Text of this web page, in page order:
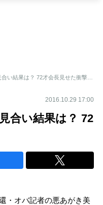
【オバ記者連載13】お見合い結果は？ 72才会長見せた衝撃写真
2016.10.29 17:00
合い結果は？ 72
・オバ記者の悪あがき美